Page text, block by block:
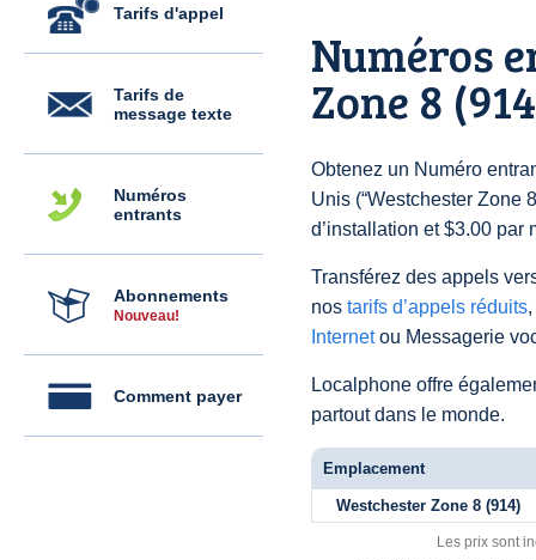
Tarifs d'appel
Tarifs de
message texte
Numéros
entrants
Abonnements
Nouveau!
Comment payer
Numéros
Zone 8
Obtenez un Numéro
Unis (“Westchester Zone
d’installation et $3.00 par
Transférez des appels
nos tarifs d’appels réduits
Internetou Messagerie
Localphone offre
partout dans le monde.
Emplacement
Westchester Zone 8 (914)
Les prix sont